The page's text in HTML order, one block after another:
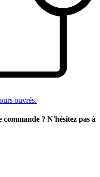
ouvrés.
? N'hésitez pas à